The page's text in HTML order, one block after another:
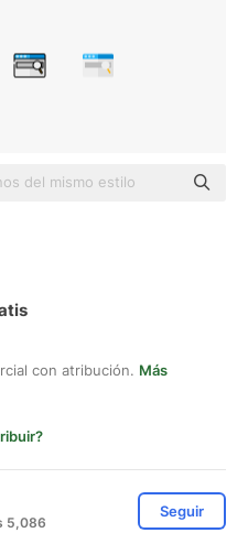
con atribución. Más
5,086
Seguir